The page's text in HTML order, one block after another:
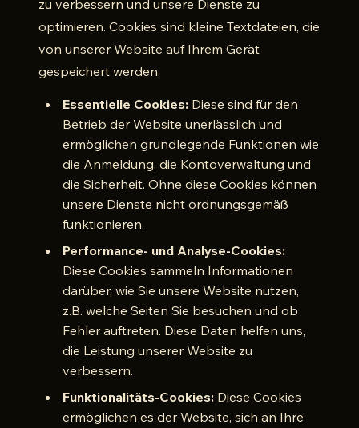
zu verbessern und unsere Dienste zu
optimieren. Cookies sind kleine Textdateien, die
von unserer Website auf Ihrem Gerät
gespeichert werden.
Essentielle Cookies: Diese sind für den
Betrieb der Website unerlässlich und
ermöglichen grundlegende Funktionen wie
die Anmeldung, die Kontoverwaltung und
die Sicherheit. Ohne diese Cookies können
unsere Dienste nicht ordnungsgemäß
funktionieren.
Performance- und Analyse-Cookies:
Diese Cookies sammeln Informationen
darüber, wie Sie unsere Website nutzen,
z.B. welche Seiten Sie besuchen und ob
Fehler auftreten. Diese Daten helfen uns,
die Leistung unserer Website zu
verbessern.
Funktionalitäts-Cookies: Diese Cookies
ermöglichen es der Website, sich an Ihre